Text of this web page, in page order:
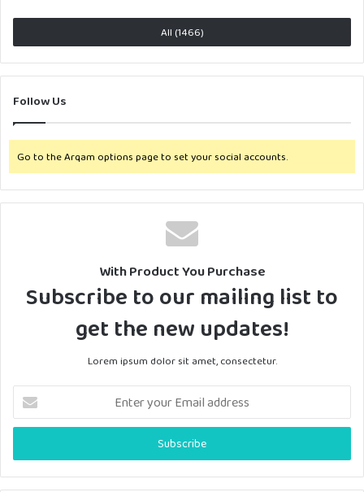
All (1466)
Follow Us
Go to the Arqam options page to set your social accounts.
With Product You Purchase
Subscribe to our mailing list to
get the new updates!
Lorem ipsum dolor sit amet, consectetur.
Enter
your
Email